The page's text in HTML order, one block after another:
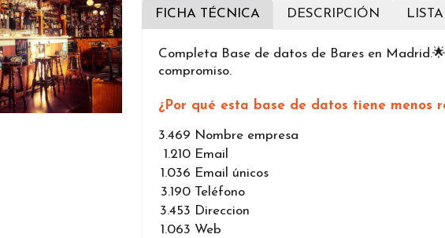
FICHA TÉCNICA DESCRIPCIÓN
Completa Base de datos de Bares en
compromiso.
¿Por qué esta base de datos tiene menos
3.469 Nombre empresa
1.210 Email
1.036 Email únicos
3.190 Teléfono
3.453 Direccion
1.063 Web